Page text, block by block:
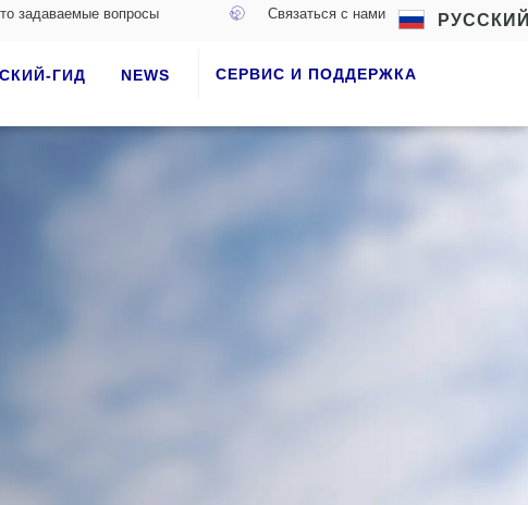
задаваемые вопросы Связаться с нами
ГИД NEWS СЕРВИС И ПОДДЕРЖКА